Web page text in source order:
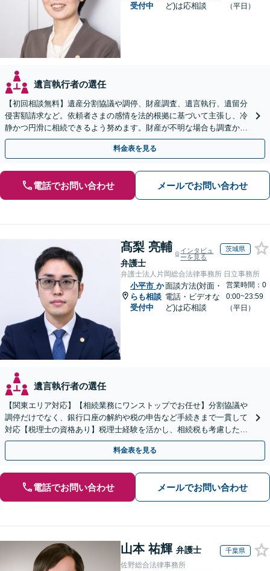
受付中
ど)は応相談
（平日）
遺言執行者の選任
【初回相談無料】遺産分割協議や調停、財産調査、遺言執行、遺留分
侵害額請求など。依頼者さまの感情を法的根拠に基づいて主張し、冷
静かつ円滑に相続できるよう努めます。財産が不明な場合も調査から
対応します。
料金表を見る
電話でお問い合わせ メールでお問い合わせ
髙梨 亮輔
弁護士
インタビュ
ーを見る
茨城県
弁護士法人片岡総合法律事務所 日立事務所
小平市 か
らも相談
受付中
面談方法(対面・
電話・ビデオな
ど)は応相談
営業時間：0
0:00~23:59
（平日）
遺言執行者の選任
【関東エリア対応】【相続業務にワンストップでお任せ】分割協議や
調停だけでなく、銀行口座の解約や税の申告など手続きまで一貫して
対応【税理士の資格あり】税理士経験を活かし、相続税も考慮した相
続手続きもお任せください【初回相談無料】生前贈与も対応
料金表を見る
電話でお問い合わせ メールでお問い合わせ
山本 祐輝 弁護士 千葉県
佐野総合法律事務所